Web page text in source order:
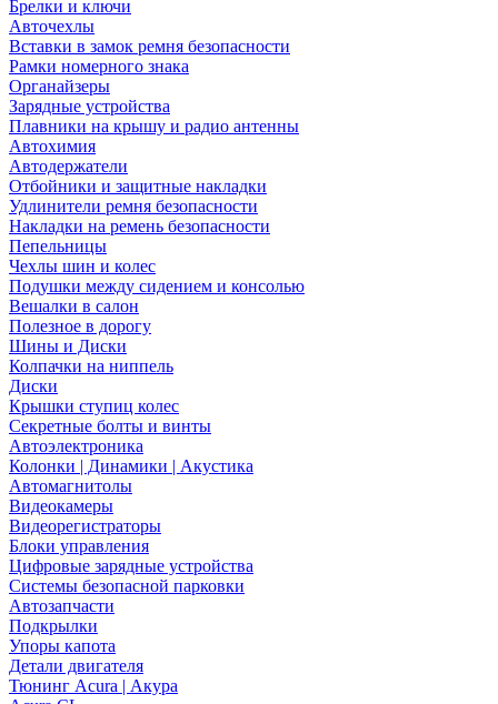
Брелки и ключи
Авточехлы
Вставки в замок ремня безопасности
Рамки номерного знака
Органайзеры
Зарядные устройства
Плавники на крышу и радио антенны
Автохимия
Автодержатели
Отбойники и защитные накладки
Удлинители ремня безопасности
Накладки на ремень безопасности
Пепельницы
Чехлы шин и колес
Подушки между сидением и консолью
Вешалки в салон
Полезное в дорогу
Шины и Диски
Колпачки на ниппель
Диски
Крышки ступиц колес
Секретные болты и винты
Автоэлектроника
Колонки | Динамики | Акустика
Автомагнитолы
Видеокамеры
Видеорегистраторы
Блоки управления
Цифровые зарядные устройства
Системы безопасной парковки
Автозапчасти
Подкрылки
Упоры капота
Детали двигателя
Тюнинг Acura | Акура